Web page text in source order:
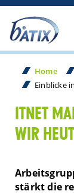
Home
Einblicke
ITNET
WIR
stärkt die